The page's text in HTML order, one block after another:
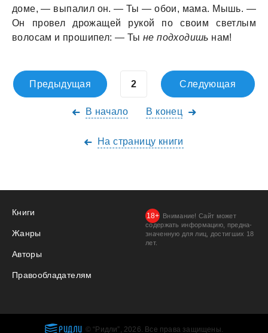
доме, — выпалил он. — Ты — обои, мама. Мышь. —
Он провел дрожащей рукой по своим светлым
волосам и прошипел: — Ты не подходишь нам!
Предыдущая Следующая
В начало В конец
На страницу книги
Книги
Жанры
Авторы
Правообладателям
Внимание! Сайт может
содержать информацию, предна­
значенную для лиц, дости­гших 18
лет.
РИДЛИ © “Ридли”, 2026. Все права защищены.